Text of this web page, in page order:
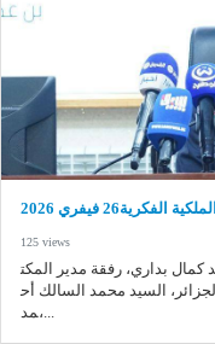
فيفري 2026
125 views
كمال بداري، رفقة مدير المكت
السيد محمد السالك أح
مد،...